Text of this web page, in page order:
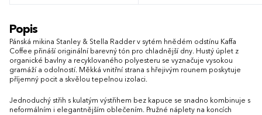
S
Popis
Pánská mikina Stanley & Stella Radder v sytém hnědém odstínu Kaffa
Coffee přináší originální barevný tón pro chladnější dny. Hustý úplet z
organické bavlny a recyklovaného polyesteru se vyznačuje vysokou
gramáží a odolností. Měkká vnitřní strana s hřejivým rounem poskytuje
příjemný pocit a skvělou tepelnou izolaci.
Jednoduchý střih s kulatým výstřihem bez kapuce se snadno kombinuje s
neformálním i elegantnějším oblečením. Pružné náplety na koncích